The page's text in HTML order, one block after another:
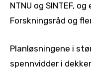
NTNU og SINTEF,
Forskningsråd og
Planløsningene i
spennvidder i